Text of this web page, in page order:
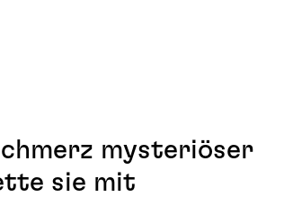
mysteriöser
sie mit